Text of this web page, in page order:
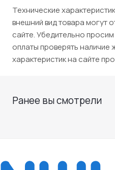
Технические
внешний вид товара могут
сайте. Убедительно
оплаты проверять наличие
характеристик на сайте
Ранее вы смотрели